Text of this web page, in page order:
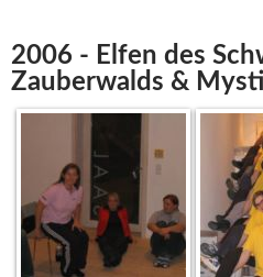
2006 - Elfen des
Zauberwalds &